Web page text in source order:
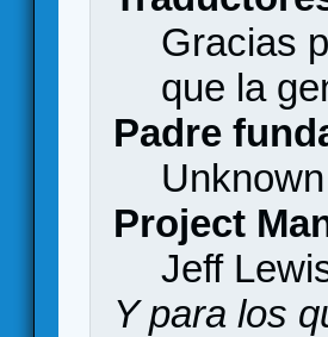
Gracias
que la
Padre
Project
Jeff
Y para los